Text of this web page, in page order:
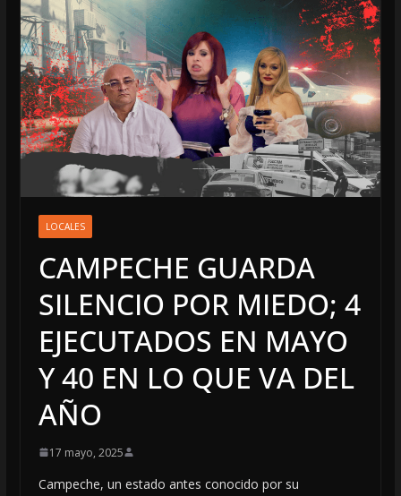
LOCALES
CAMPECHE GUARDA
SILENCIO POR MIEDO; 4
EJECUTADOS EN MAYO
Y 40 EN LO QUE VA DEL
AÑO
17 mayo, 2025
Campeche, un estado antes conocido por su